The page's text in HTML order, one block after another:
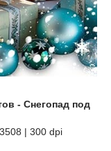
- Снегопад под
| 300 dpi